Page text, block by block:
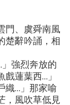
門、虞舜南風
楚辭吟誦，相
」強烈奔放的
戲蓮葉西… 」
織… 」那家喻
，風吹草低見